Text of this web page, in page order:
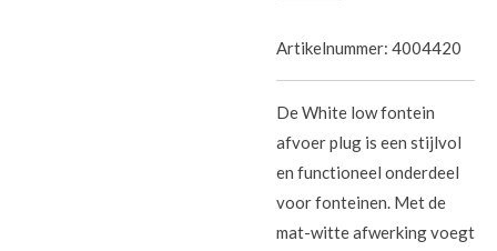
Artikelnummer: 4004420
De White low fontein
afvoer plug is een stijlvol
en functioneel onderdeel
voor fonteinen. Met de
mat-witte afwerking voegt